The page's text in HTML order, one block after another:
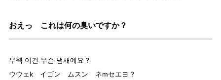
おえっ これは何の臭いですか？
우웩 이건 무슨 냄새예요？
ウウェk イゴン ムスン ネmセエヨ？